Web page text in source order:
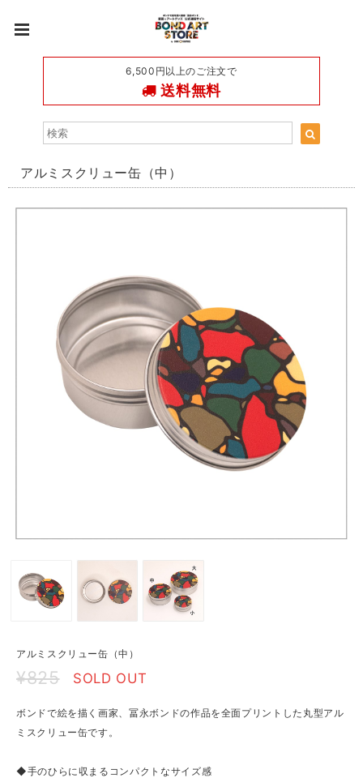
6,500円以上のご注文で
送料無料
アルミスクリュー缶（中）
アルミスクリュー缶（中）
¥825 SOLD OUT
ボンドで絵を描く画家、冨永ボンドの作品を全面プリントした丸型アル
ミスクリュー缶です。
◆手のひらに収まるコンパクトなサイズ感